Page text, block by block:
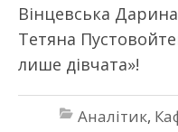
Вінцевська
Тетяна
лише дівчата»!
Аналітик,